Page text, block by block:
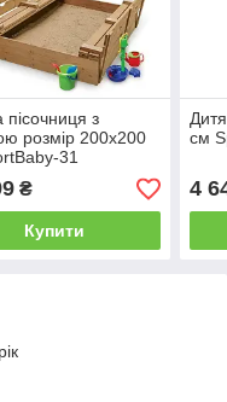
пісочниця з
розмір 200х200
31
₴
Купити
см
4